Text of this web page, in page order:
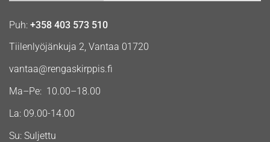
Puh: +358 403 573 510
Tiilenlyöjänkuja 2, Vantaa 01720
vantaa@rengaskirppis.fi
Ma–Pe: 10.00–18.00
La: 09.00-14.00
Su: Suljettu